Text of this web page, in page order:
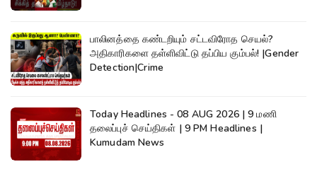
பாலினத்தை கண்டறியும் சட்டவிரோத செயல்?
அதிகாரிகளை தள்ளிவிட்டு தப்பிய கும்பல்! |Gender
Detection|Crime
Today Headlines - 08 AUG 2026 | 9 மணி
தலைப்புச் செய்திகள் | 9 PM Headlines |
Kumudam News